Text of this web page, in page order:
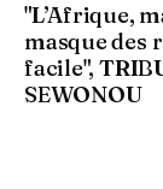
"L’Afrique,
masque des
facile",
SEWONOU